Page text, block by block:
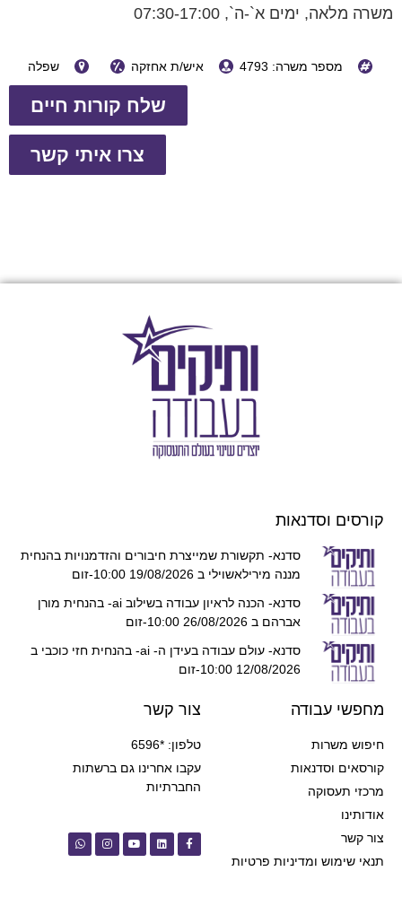
משרה מלאה, ימים א`-ה`, 07:30-17:00
מספר משרה: 4793 איש/ת אחזקה שפלה
שלח קורות חיים
צרו איתי קשר
קורסים וסדנאות
סדנא- תקשורת שמייצרת חיבורים והזדמנויות בהנחית
מננה מירילאשוילי ב 19/08/2026 10:00-זום
סדנא- הכנה לראיון עבודה בשילוב ai- בהנחית מורן
אברהם ב 26/08/2026 10:00-זום
סדנא- עולם עבודה בעידן ה- ai- בהנחית חזי כוכבי ב
12/08/2026 10:00-זום
מחפשי עבודה
חיפוש משרות
קורסאים וסדנאות
מרכזי תעסוקה
אודותינו
צור קשר
תנאי שימוש ומדיניות פרטיות
צור קשר
טלפון: *6596
עקבו אחרינו גם ברשתות
החברתיות